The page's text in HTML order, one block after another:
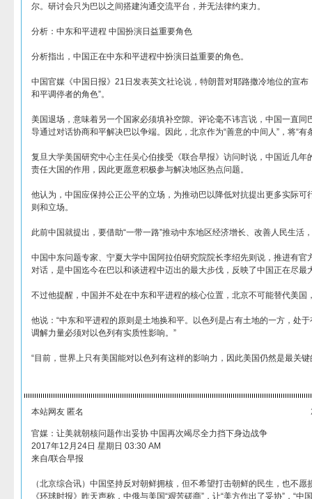
尔。研讨会只为巴以之间搭建沟通交流平台，并无法律约束力。
分析：中东和平进程 中国扮演日益重要角色
分析指出，中国正在中东和平进程中扮演日益重要的角色。
中国官媒《中国日报》21日发表英文社论说，特朗普对耶路撒冷地位的宣布
和平调停者的角色”。
美国退场，意味着另一个国家必须填补空隙。评论毫不讳言说，中国一直同
导通过对话协商和平解决巴以争端。因此，北京作为“善意的中间人”，将“有
复旦大学美国研究中心主任吴心伯接受《联合早报》访问时说，中国近几年
责任大国的作用，因此更愿意积极参与解决地区热点问题。
他认为，中国应保持公正公平的立场，为推动巴以降低对抗提出更多实际可
则和立场。
此前中国就提出，要借助“一带一路”推动中东地区经济增长、改善人民生活
中国中东问题专家、宁夏大学中国阿拉伯研究院院长李绍先则说，推进有官
对话，是中国迄今在巴以和谈进程中迈出的最大步伐，反映了中国正在尽最
不过他提醒，中国并不处在中东和平进程的核心位置，北京不可能替代美国
他说：“中东和平进程的原则是土地换和平。以色列是占有土地的一方，处
调解力量必须对以色列有实质性影响。”
“目前，世界上只有美国能对以色列有这样的影响力，因此美国仍然是最关键
本站网友 匿名
官媒：让美就朝核问题作出妥协 中国再次竭尽全力挡下身边战争
2017年12月24日 星期日 03:30 AM
来自/联合早报
（北京综合讯）中国坚持反对朝鲜拥核，但不希望打击朝鲜的民生，也不
《环球时报》昨天声称，中俄与美国“艰苦磋商”，让“美方作出了妥协”，“